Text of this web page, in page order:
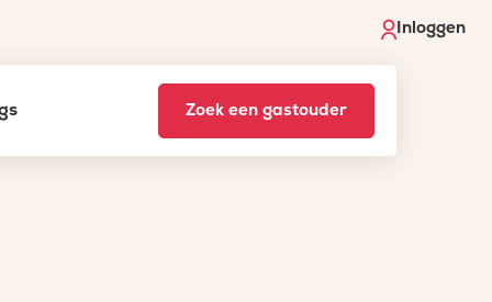
Inloggen
Zoek een gastouder